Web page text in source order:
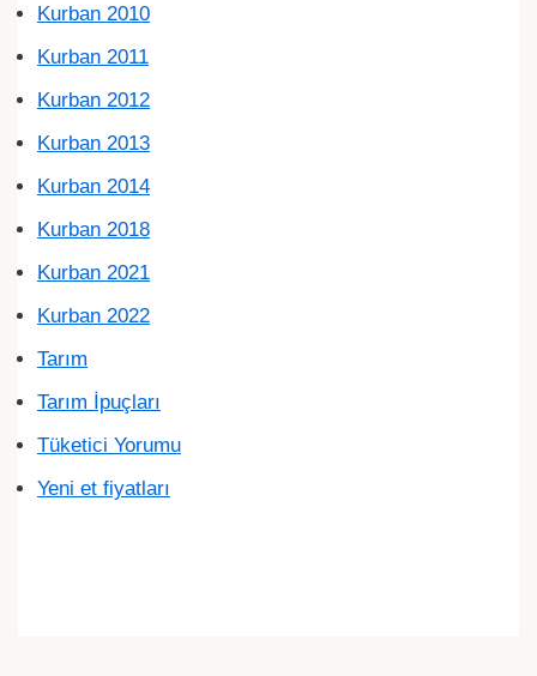
Kurban 2010
Kurban 2011
Kurban 2012
Kurban 2013
Kurban 2014
Kurban 2018
Kurban 2021
Kurban 2022
Tarım
Tarım İpuçları
Tüketici Yorumu
Yeni et fiyatları